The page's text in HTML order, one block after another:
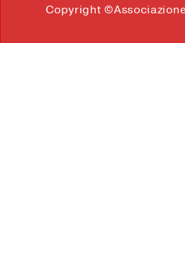
Copyright